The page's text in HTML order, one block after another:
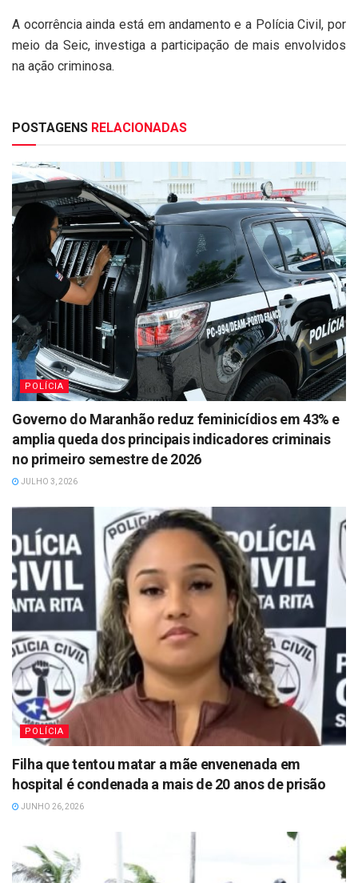
A ocorrência ainda está em andamento e a Polícia Civil, por
meio da Seic, investiga a participação de mais envolvidos
na ação criminosa.
POSTAGENS RELACIONADAS
POLÍCIA
Governo do Maranhão reduz feminicídios em 43% e
amplia queda dos principais indicadores criminais
no primeiro semestre de 2026
JULHO 3, 2026
POLÍCIA
Filha que tentou matar a mãe envenenada em
hospital é condenada a mais de 20 anos de prisão
JUNHO 26, 2026